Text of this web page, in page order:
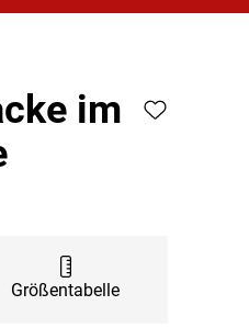
im
Größentabelle